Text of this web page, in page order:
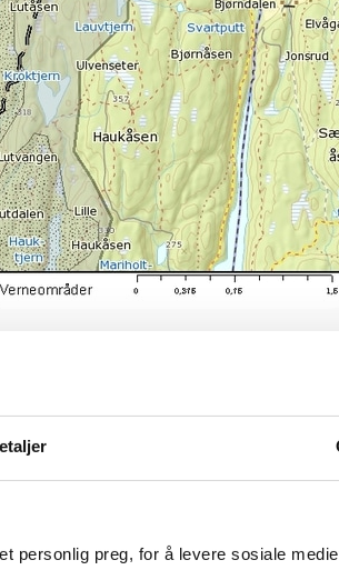
personlig preg, for å levere sosiale